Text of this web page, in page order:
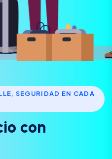
SEGURIDAD EN CADA
io con